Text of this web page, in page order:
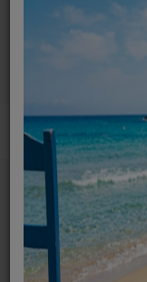
Ανταλλακτικά
Home
Yγρό